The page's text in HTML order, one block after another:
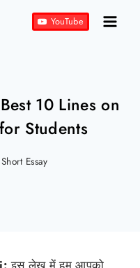
YouTube
10 Lines on
Students
Short Essay